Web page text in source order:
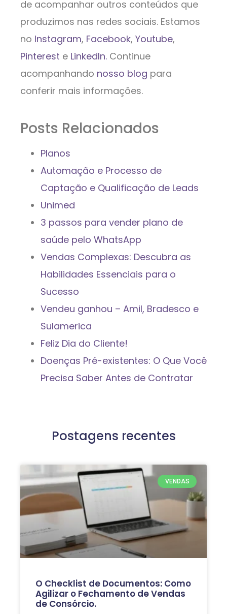
de acompanhar outros conteúdos que
produzimos nas redes sociais. Estamos
no Instagram, Facebook, Youtube,
Pinterest e LinkedIn. Continue
acompanhando nosso blog para
conferir mais informações.
Posts Relacionados
Planos
Automação e Processo de
Captação e Qualificação de Leads
Unimed
3 passos para vender plano de
saúde pelo WhatsApp
Vendas Complexas: Descubra as
Habilidades Essenciais para o
Sucesso
Vendeu ganhou – Amil, Bradesco e
Sulamerica
Feliz Dia do Cliente!
Doenças Pré-existentes: O Que Você
Precisa Saber Antes de Contratar
Postagens recentes
VENDAS
O Checklist de Documentos: Como
Agilizar o Fechamento de Vendas
de Consórcio.